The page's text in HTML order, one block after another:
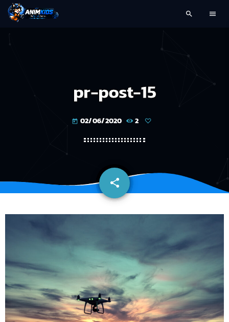
search menu
pr-post-15
today 02/06/2020 2
share
email